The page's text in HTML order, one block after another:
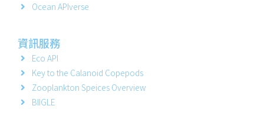
Ocean APIverse
資訊服務
Eco API
Key to the Calanoid Copepods
Zooplankton Speices Overview
BIIGLE